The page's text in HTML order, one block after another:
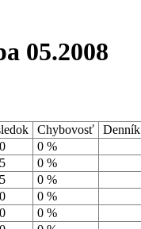
05.2008
Chybovosť
Denník
0 %
0 %
0 %
0 %
0 %